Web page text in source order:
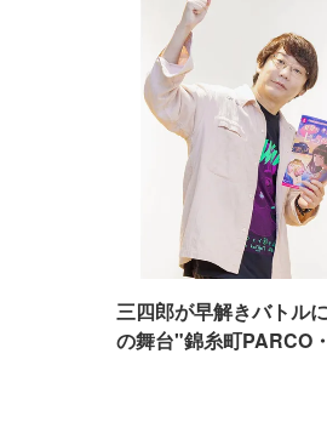
三四郎が早解きバトル
の舞台"錦糸町PARCO